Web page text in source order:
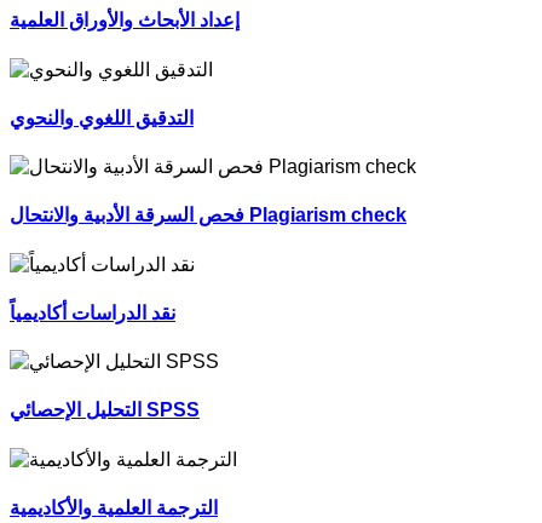
إعداد الأبحاث والأوراق العلمية
التدقيق اللغوي والنحوي
فحص السرقة الأدبية والانتحال Plagiarism check
نقد الدراسات أكاديمياً
التحليل الإحصائي SPSS
الترجمة العلمية والأكاديمية